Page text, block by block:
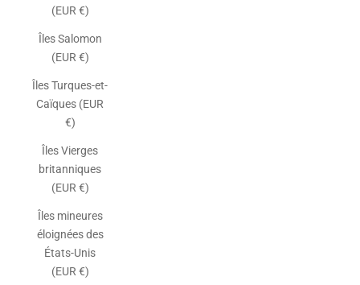
(EUR €)
Îles Salomon
(EUR €)
Îles Turques-et-
Caïques (EUR
€)
Îles Vierges
britanniques
(EUR €)
Îles mineures
éloignées des
États-Unis
(EUR €)